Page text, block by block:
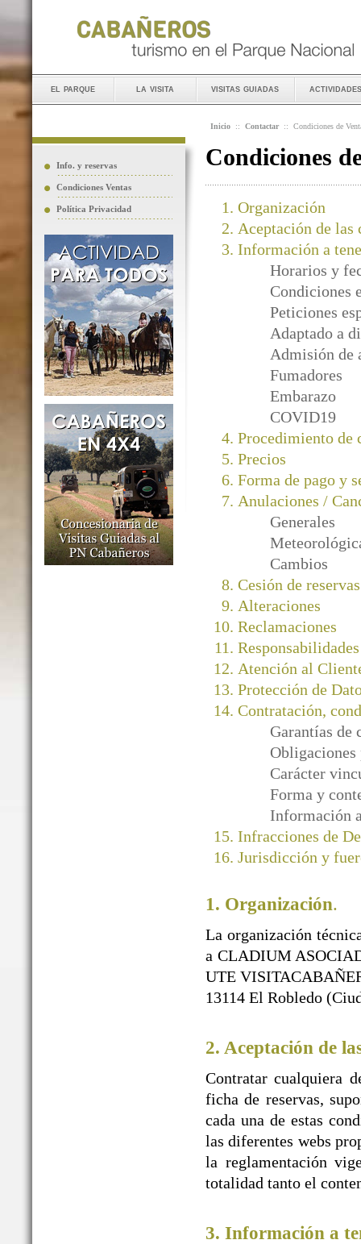
el parque la visita visitas guiadas actividades
Info. y reservas
Condiciones Ventas
Política Privacidad
Inicio :: Contactar :: Condiciones de
Condiciones
Organización
Aceptación de las
Información a
Horarios y
Condiciones
Peticiones
Adaptado a
Admisión de
Fumadores
Embarazo
COVID19
Procedimiento de
Precios
Forma de pago y
Anulaciones /
Generales
Cambios
Cesión de reservas
Alteraciones
Reclamaciones
Responsabilidades
Atención al
Protección de
Contratación,
Garantías de
Carácter
Forma y
Información
Infracciones de
Jurisdicción y
1. Organización.
La organización
a CLADIUM
UTE
13114 El Robledo
2. Aceptación de
Contratar cualquiera
ficha de reservas,
cada una de estas
las diferentes webs
la reglamentación
totalidad tanto el
3. Información a